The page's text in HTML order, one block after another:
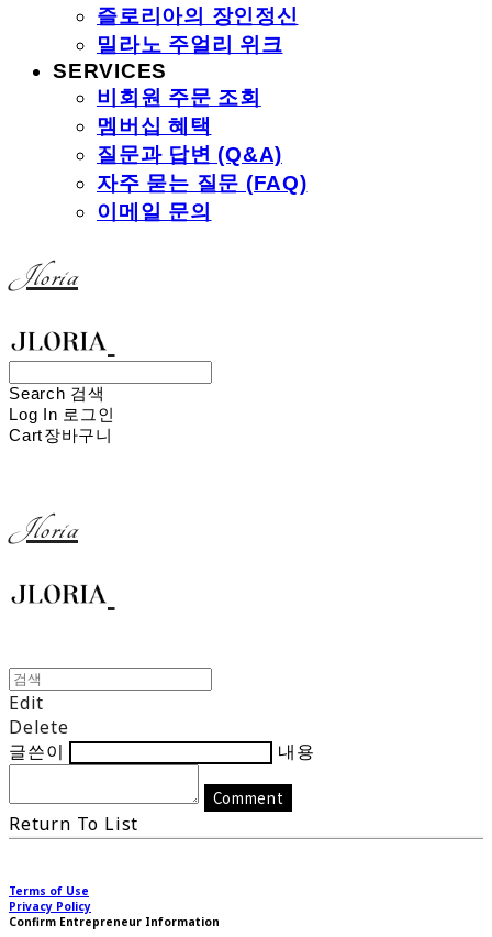
즐로리아의 장인정신
밀라노 주얼리 위크
SERVICES
비회원 주문 조회
멤버십 혜택
질문과 답변 (Q&A)
자주 묻는 질문 (FAQ)
이메일 문의
Jloria
Search 검색
Log In 로그인
Cart장바구니
Jloria
Edit
Delete
글쓴이
내용
Comment
Return To List
Terms of Use
Privacy Policy
Confirm Entrepreneur Information